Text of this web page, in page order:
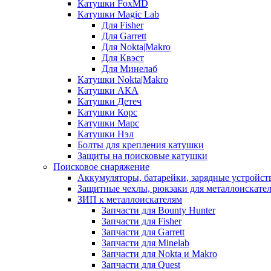
Катушки FoxMD
Катушки Magic Lab
Для Fisher
Для Garrett
Для Nokta|Makro
Для Квэст
Для Минелаб
Катушки Nokta|Makro
Катушки АКА
Катушки Детеч
Катушки Корс
Катушки Марс
Катушки Нэл
Болты для крепления катушки
Защиты на поисковые катушки
Поисковое снаряжение
Аккумуляторы, батарейки, зарядные
Защитные чехлы, рюкзаки для
ЗИП к металлоискателям
Запчасти для Bounty Hunter
Запчасти для Fisher
Запчасти для Garrett
Запчасти для Minelab
Запчасти для Nokta и Makro
Запчасти для Quest